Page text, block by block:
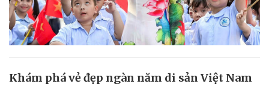
Khám phá vẻ đẹp ngàn năm di sản Việt Nam